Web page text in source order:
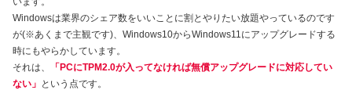
Windowsは業界のシェア数をいいことに割とやりたい放題やっているのです
が(※あくまで主観です)、Windows10からWindows11にアップグレードする
時にもやらかしています。
それは、
「PCにTPM2.0が入ってなければ無償アップグレードに対応してい
ない」 という点です。